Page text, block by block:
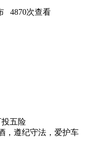
4870次查看
五险
，遵纪守法，爱护车